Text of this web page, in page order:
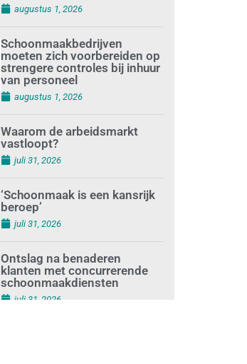
augustus 1, 2026
strengere controles bij inhuur
van personeel
augustus 1, 2026
Waarom de arbeidsmarkt
vastloopt?
juli 31, 2026
‘Schoonmaak is een kansrijk
beroep’
juli 31, 2026